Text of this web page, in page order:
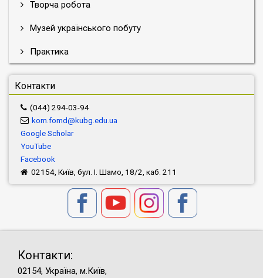
Творча робота
Музей українського побуту
Практика
Контакти
(044) 294-03-94
kom.fomd@kubg.edu.ua
Google Scholar
YouTube
Facebook
02154, Київ, бул. І. Шамо, 18/2, каб. 211
Контакти:
02154, Україна, м.Київ,